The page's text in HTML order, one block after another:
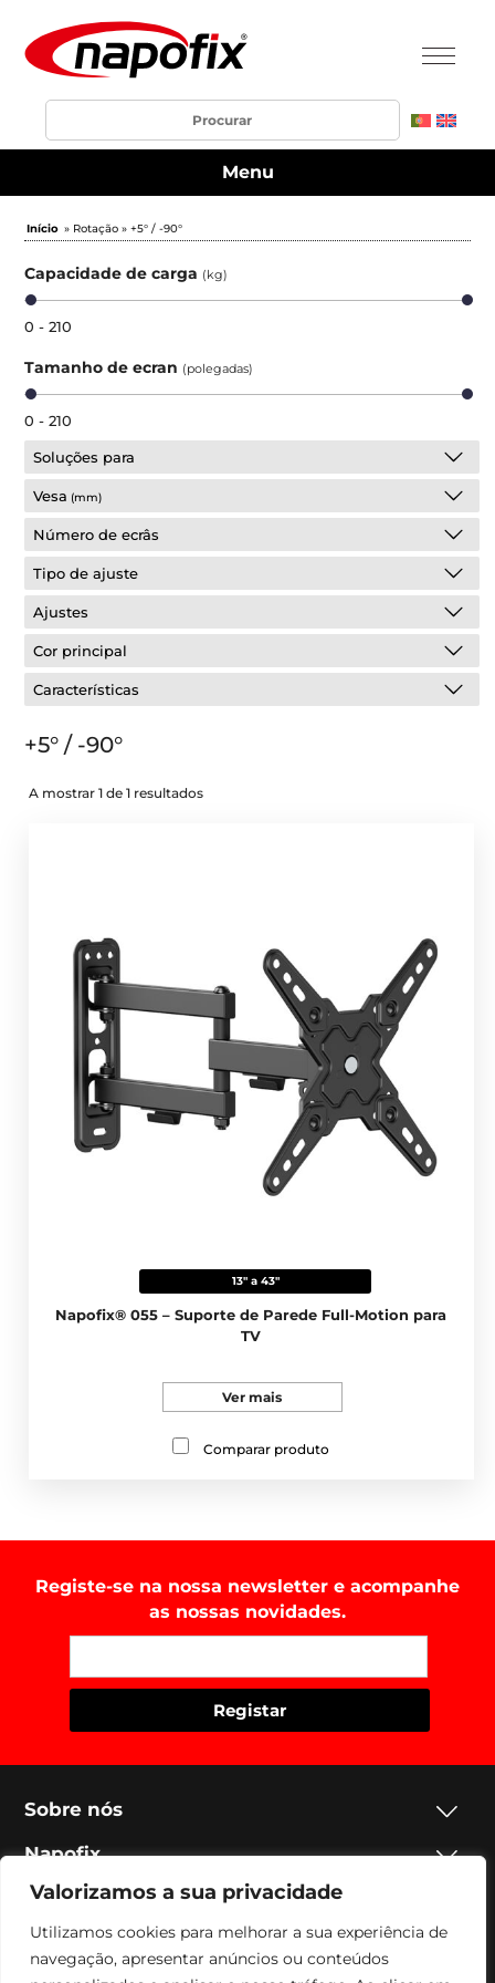
Valorizamos a sua privacidade
Utilizamos cookies para melhorar a sua experiência de
navegação, apresentar anúncios ou conteúdos
Menu
Início » Rotação » +5° / -90°
Capacidade de carga (kg)
0 - 210
Tamanho de ecran (polegadas)
0 - 210
Soluções para
Vesa (mm)
Número de ecrâs
Tipo de ajuste
Ajustes
Cor principal
Características
+5° / -90°
A mostrar 1 de 1 resultados
13" a 43"
Napofix® 055 – Suporte de Parede Full-Motion para
TV
Ver mais
Comparar produto
Registe-se na nossa newsletter e acompanhe
as nossas novidades.
Sobre nós
Napofix
Contactos
Legal